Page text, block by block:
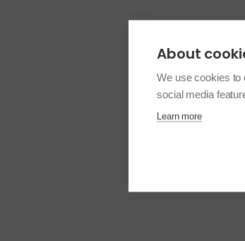
About
We use cookies to
social media
Learn more